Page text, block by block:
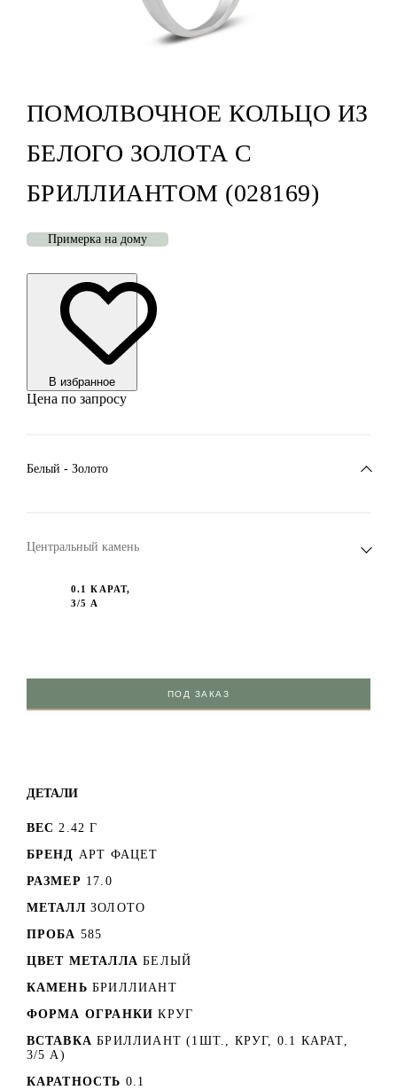
ПОМОЛВОЧНОЕ КОЛЬЦО ИЗ
БЕЛОГО ЗОЛОТА С
БРИЛЛИАНТОМ (028169)
Примерка на дому
В избранноe
Цена по запросу
Белый - Золото
Центральный камень
0.1 КАРАТ,
3/5 А
ПОД ЗАКАЗ
ДЕТАЛИ
ВЕС 2.42 Г
БРЕНД АРТ ФАЦЕТ
РАЗМЕР 17.0
МЕТАЛЛ ЗОЛОТО
ПРОБА 585
ЦВЕТ МЕТАЛЛА БЕЛЫЙ
КАМЕНЬ БРИЛЛИАНТ
ФОРМА ОГРАНКИ КРУГ
ВСТАВКА БРИЛЛИАНТ (1ШТ., КРУГ, 0.1 КАРАТ,
3/5 А)
КАРАТНОСТЬ 0.1